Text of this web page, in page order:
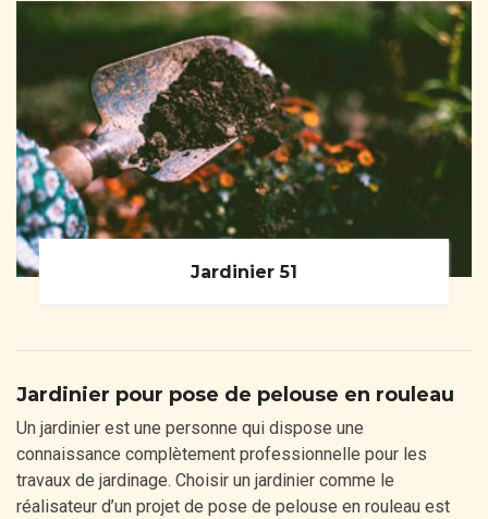
Jardinier 51
Jardinier pour pose de pelouse en rouleau
Un jardinier est une personne qui dispose une
connaissance complètement professionnelle pour les
travaux de jardinage. Choisir un jardinier comme le
réalisateur d’un projet de pose de pelouse en rouleau est